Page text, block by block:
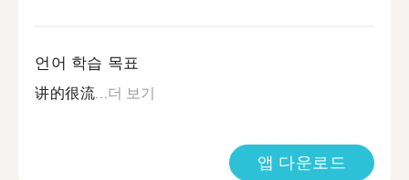
언어 학습 목표
讲的很流...더 보기
앱 다운로드